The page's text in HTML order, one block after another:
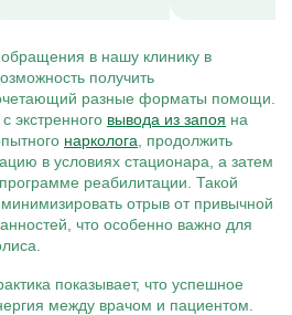
в нашу клинику в
получить
разные форматы помощи.
экстренного вывода из запоя на
нарколога , продолжить
в условиях стационара, а затем
реабилитации. Такой
отрыв от привычной
что особенно важно для
показывает, что успешное
между врачом и пациентом.